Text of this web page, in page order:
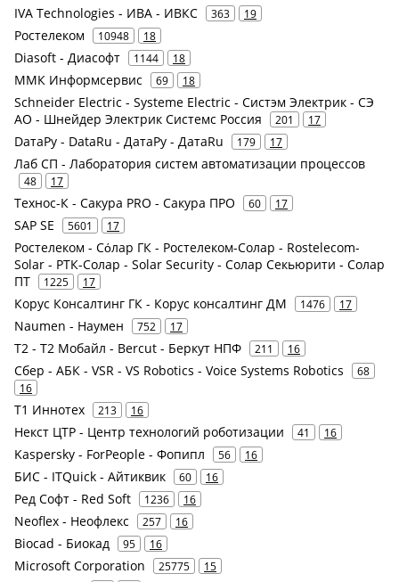
IVA Technologies - ИВА - ИВКС 363 19
Ростелеком 10948 18
Diasoft - Диасофт 1144 18
ММК Информсервис 69 18
Schneider Electric - Systeme Electric - Систэм Электрик - СЭ
АО - Шнейдер Электрик Системс Россия
201 17
DатаРу - DataRu - ДатаРу - ДатаRu 179 17
Лаб СП - Лаборатория систем автоматизации процессов
48 17
Технос-К - Сакура PRO - Сакура ПРО 60 17
SAP SE 5601 17
Ростелеком - Сόлар ГК - Ростелеком-Солар - Rostelecom-
Solar - РТК-Солар - Solar Security - Солар Секьюрити - Солар
ПТ
1225 17
Корус Консалтинг ГК - Корус консалтинг ДМ 1476 17
Naumen - Наумен 752 17
Т2 - Т2 Мобайл - Bercut - Беркут НПФ 211 16
Сбер - АБК - VSR - VS Robotics - Voice Systems Robotics
68
16
Т1 Иннотех 213 16
Некст ЦТР - Центр технологий роботизации 41 16
Kaspersky - ForPeople - Фопипл 56 16
БИС - ITQuick - Айтиквик 60 16
Ред Софт - Red Soft 1236 16
Neoflex - Неофлекс 257 16
Biocad - Биокад 95 16
Microsoft Corporation 25775 15